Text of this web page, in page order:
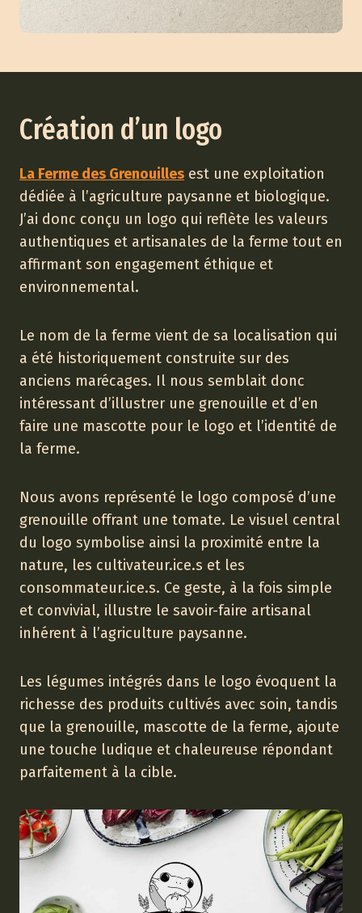
Création d’un logo
La Ferme des Grenouilles est une exploitation
dédiée à l’agriculture paysanne et biologique.
J’ai donc conçu un logo qui reflète les valeurs
authentiques et artisanales de la ferme tout en
affirmant son engagement éthique et
environnemental.
Le nom de la ferme vient de sa localisation qui
a été historiquement construite sur des
anciens marécages. Il nous semblait donc
intéressant d’illustrer une grenouille et d’en
faire une mascotte pour le logo et l’identité de
la ferme.
Nous avons représenté le logo composé d’une
grenouille offrant une tomate. Le visuel central
du logo symbolise ainsi la proximité entre la
nature, les cultivateur.ice.s et les
consommateur.ice.s. Ce geste, à la fois simple
et convivial, illustre le savoir-faire artisanal
inhérent à l’agriculture paysanne.
Les légumes intégrés dans le logo évoquent la
richesse des produits cultivés avec soin, tandis
que la grenouille, mascotte de la ferme, ajoute
une touche ludique et chaleureuse répondant
parfaitement à la cible.